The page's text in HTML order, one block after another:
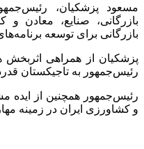
مسعود پزشکیان،
بازرگانی، صنایع، معادن و
بازرگانی برای توسعه
پزشکیان از همراهی اثربخش
رئیس‌جمهور به تاجیکستان
رئیس‌جمهور همچنین از ایده
و کشاورزی ایران در زمینه